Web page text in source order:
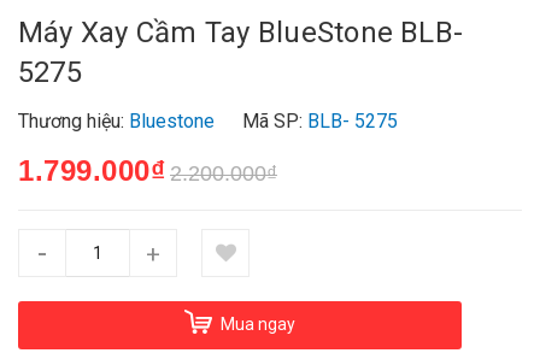
Máy Xay Cầm Tay BlueStone BLB-
5275
Thương hiệu: Bluestone Mã SP: BLB- 5275
1.799.000₫ 2.200.000₫
- +
Mua ngay